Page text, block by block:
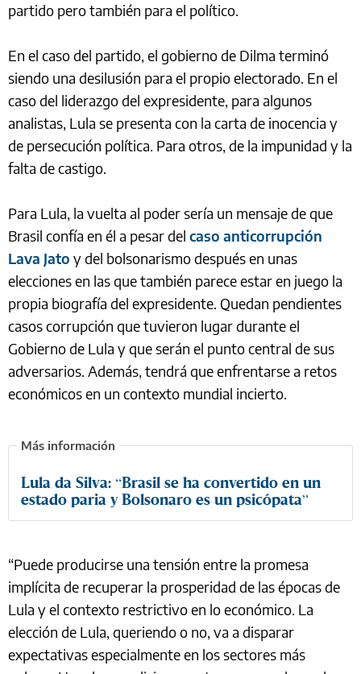
partido pero también para el político.
En el caso del partido, el gobierno de Dilma terminó
siendo una desilusión para el propio electorado. En el
caso del liderazgo del expresidente, para algunos
analistas, Lula se presenta con la carta de inocencia y
de persecución política. Para otros, de la impunidad y la
falta de castigo.
Para Lula, la vuelta al poder sería un mensaje de que
Brasil confía en él a pesar del caso anticorrupción
Lava Jato y del bolsonarismo después en unas
elecciones en las que también parece estar en juego la
propia biografía del expresidente. Quedan pendientes
casos corrupción que tuvieron lugar durante el
Gobierno de Lula y que serán el punto central de sus
adversarios. Además, tendrá que enfrentarse a retos
económicos en un contexto mundial incierto.
Lula da Silva: “Brasil se ha convertido en un
estado paria y Bolsonaro es un psicópata”
“Puede producirse una tensión entre la promesa
implícita de recuperar la prosperidad de las épocas de
Lula y el contexto restrictivo en lo económico. La
elección de Lula, queriendo o no, va a disparar
expectativas especialmente en los sectores más